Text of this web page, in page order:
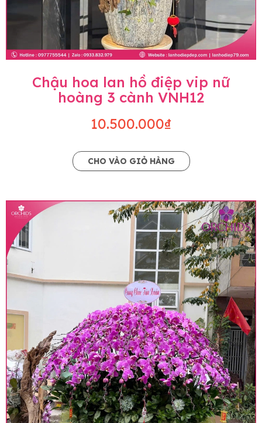
Chậu hoa lan hồ điệp vip nữ
hoàng 3 cành VNH12
10.500.000₫
CHO VÀO GIỎ HÀNG